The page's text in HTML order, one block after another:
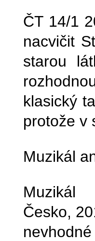
ČT 14/1
nacvičit
starou
klasický
protože v
Muzikál
Muzikál
Česko,